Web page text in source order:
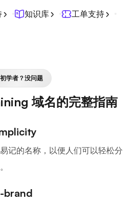
知识库
工单支持
初学者？没问题
域名的完整指南
记的名称，以便人们可以轻松分
brand